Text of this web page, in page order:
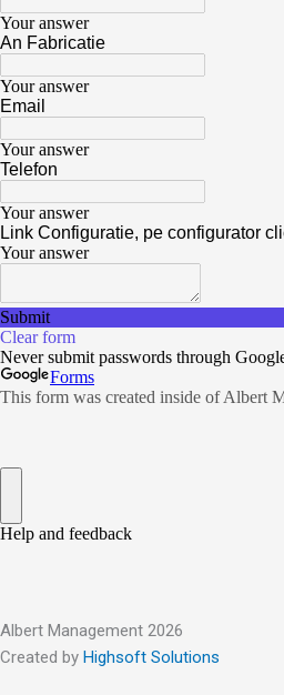
Albert Management 2026
Created by Highsoft Solutions